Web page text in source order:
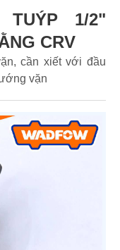
TUÝP 1/2"
CRV
cần xiết với đầu
vặn